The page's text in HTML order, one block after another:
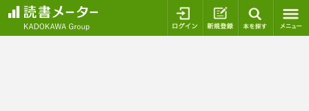
ログイン 新規登録